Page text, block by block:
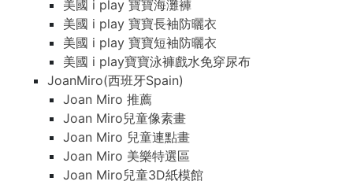
美國 i play 寶寶海灘褲
美國 i play 寶寶長袖防曬衣
美國 i play 寶寶短袖防曬衣
美國 i play寶寶泳褲戲水免穿尿布
JoanMiro(西班牙Spain)
Joan Miro 推薦
Joan Miro兒童像素畫
Joan Miro 兒童連點畫
Joan Miro 美樂特選區
Joan Miro兒童3D紙模館